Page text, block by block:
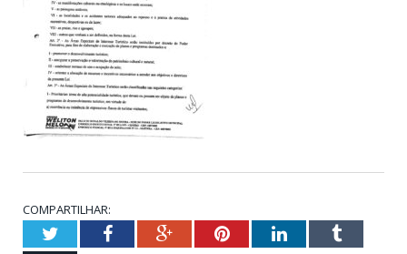
COMPARTILHAR:
TwitterFacebookGoogle+PinterestLinkedInTumblr